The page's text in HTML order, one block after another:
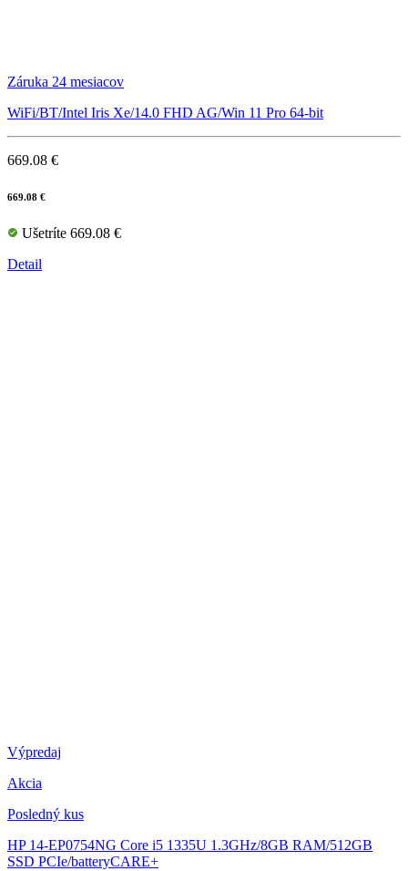
Záruka 24 mesiacov
WiFi/BT/Intel Iris Xe/14.0 FHD AG/Win 11 Pro 64-bit
669.08 €
669.08 €
Ušetríte 669.08 €
Detail
Výpredaj
Akcia
Posledný kus
HP 14-EP0754NG Core i5 1335U 1.3GHz/8GB RAM/512GB
SSD PCIe/batteryCARE+